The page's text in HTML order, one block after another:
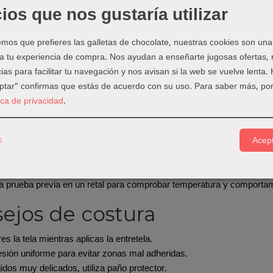
de zonas que necesitan estabilidad sin perder elasticidad
elegir esta entretela?
de punto cuando trabajes con tejidos elásticos o prendas
rígida en estos casos, la prenda puede perder comodidad o
usarla
la entretela sobre la zona a reforzar, con el adhesivo hacia el revés
presionando ligeramente durante unos 20 segundos, sin vapor si el
prueba previa en un retal para comprobar temperatura y
de costura
la tela mientras aplicas la entretela.
uniforme para evitar zonas mal adheridas.
muy delicados, utiliza paño protector.
que nos gustaría utilizar
que prefieres las galletas de chocolate, nuestras cookies son
tu experiencia de compra. Nos ayudan a enseñarte jugosas ofertas,
para facilitar tu navegación y nos avisan si la web se vuelve lenta.
confirmas que estás de acuerdo con su uso. Para saber más,
de privacidad.